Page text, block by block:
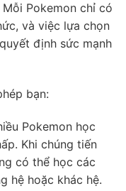
Pokemon chỉ có
và việc lựa chọn
định sức mạnh
bạn:
Pokemon học
Khi chúng tiến
có thể học các
hệ hoặc khác hệ.